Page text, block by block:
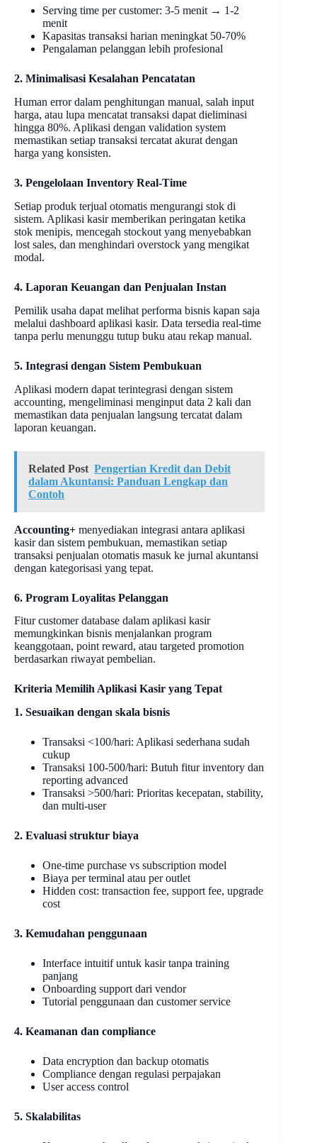
Serving time per customer: 3-5 menit → 1-2
menit
Kapasitas transaksi harian meningkat 50-70%
Pengalaman pelanggan lebih profesional
2. Minimalisasi Kesalahan Pencatatan
Human error dalam penghitungan manual, salah input
harga, atau lupa mencatat transaksi dapat dieliminasi
hingga 80%. Aplikasi dengan validation system
memastikan setiap transaksi tercatat akurat dengan
harga yang konsisten.
3. Pengelolaan Inventory Real-Time
Setiap produk terjual otomatis mengurangi stok di
sistem. Aplikasi kasir memberikan peringatan ketika
stok menipis, mencegah stockout yang menyebabkan
lost sales, dan menghindari overstock yang mengikat
modal.
4. Laporan Keuangan dan Penjualan Instan
Pemilik usaha dapat melihat performa bisnis kapan saja
melalui dashboard aplikasi kasir. Data tersedia real-time
tanpa perlu menunggu tutup buku atau rekap manual.
5. Integrasi dengan Sistem Pembukuan
Aplikasi modern dapat terintegrasi dengan sistem
accounting, mengeliminasi menginput data 2 kali dan
memastikan data penjualan langsung tercatat dalam
laporan keuangan.
Related Post Pengertian Kredit dan Debit
dalam Akuntansi: Panduan Lengkap dan
Contoh
Accounting+ menyediakan integrasi antara aplikasi
kasir dan sistem pembukuan, memastikan setiap
transaksi penjualan otomatis masuk ke jurnal akuntansi
dengan kategorisasi yang tepat.
6. Program Loyalitas Pelanggan
Fitur customer database dalam aplikasi kasir
memungkinkan bisnis menjalankan program
keanggotaan, point reward, atau targeted promotion
berdasarkan riwayat pembelian.
Kriteria Memilih Aplikasi Kasir yang Tepat
1. Sesuaikan dengan skala bisnis
Transaksi <100/hari: Aplikasi sederhana sudah
cukup
Transaksi 100-500/hari: Butuh fitur inventory dan
reporting advanced
Transaksi >500/hari: Prioritas kecepatan, stability,
dan multi-user
2. Evaluasi struktur biaya
One-time purchase vs subscription model
Biaya per terminal atau per outlet
Hidden cost: transaction fee, support fee, upgrade
cost
3. Kemudahan penggunaan
Interface intuitif untuk kasir tanpa training
panjang
Onboarding support dari vendor
Tutorial penggunaan dan customer service
4. Keamanan dan compliance
Data encryption dan backup otomatis
Compliance dengan regulasi perpajakan
User access control
5. Skalabilitas